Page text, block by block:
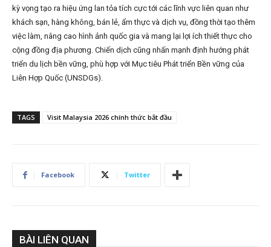
kỳ vọng tạo ra hiệu ứng lan tỏa tích cực tới các lĩnh vực liên quan như
khách sạn, hàng không, bán lẻ, ẩm thực và dịch vụ, đồng thời tạo thêm
việc làm, nâng cao hình ảnh quốc gia và mang lại lợi ích thiết thực cho
cộng đồng địa phương. Chiến dịch cũng nhấn mạnh định hướng phát
triển du lịch bền vững, phù hợp với Mục tiêu Phát triển Bền vững của
Liên Hợp Quốc (UNSDGs).
TAGS Visit Malaysia 2026 chính thức bắt đầu
Facebook Twitter
BÀI LIÊN QUAN